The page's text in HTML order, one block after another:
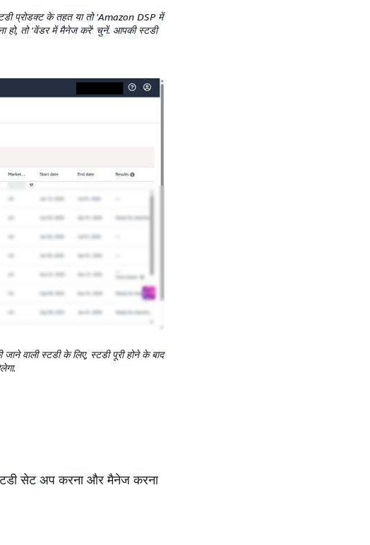
प्रोडक्ट के तहत या तो 'Amazon DSP में
हो, तो 'वेंडर में मैनेज करें' चुनें. आपकी स्टडी
वाली स्टडी के लिए, स्टडी पूरी होने के बाद
सेट अप करना और मैनेज करना